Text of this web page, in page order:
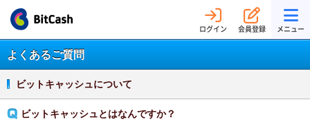
ログイン 会員登録 メニュー
よくあるご質問
ビットキャッシュについて
ビットキャッシュとはなんですか？